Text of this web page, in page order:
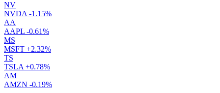
NV
NVDA -1.15%
AA
AAPL -0.61%
MS
MSFT +2.32%
TS
TSLA +0.78%
AM
AMZN -0.19%